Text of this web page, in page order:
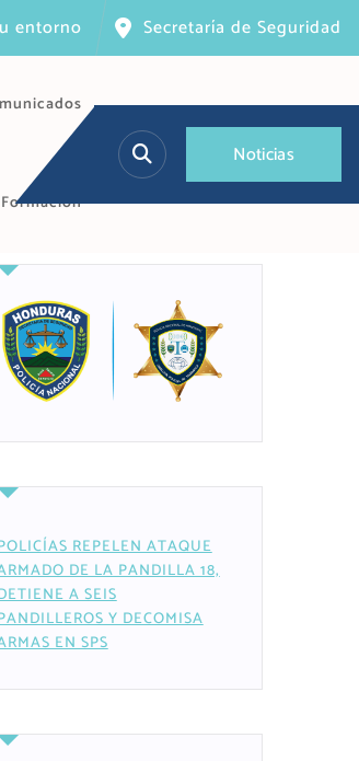
entorno Secretaría de Seguridad
Noticias
REPELEN ATAQUE
DE LA PANDILLA 18,
A SEIS
Y DECOMISA
EN SPS